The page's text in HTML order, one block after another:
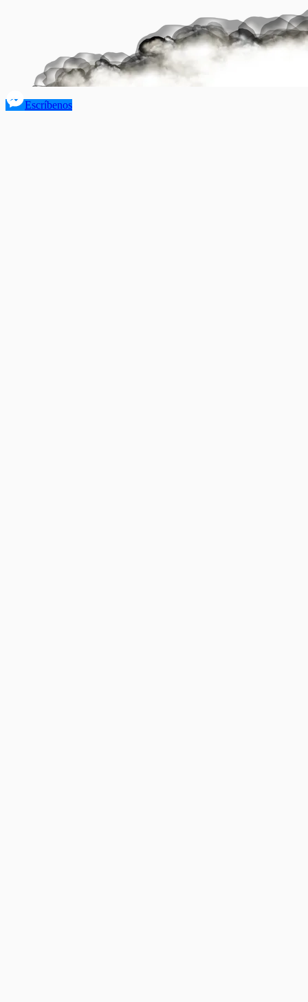
Escríbenos